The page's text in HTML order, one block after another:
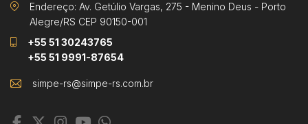
Endereço: Av. Getúlio Vargas, 275 - Menino Deus - Porto
Alegre/RS CEP 90150-001
+55 51 30243765
+55 51 9991-87654